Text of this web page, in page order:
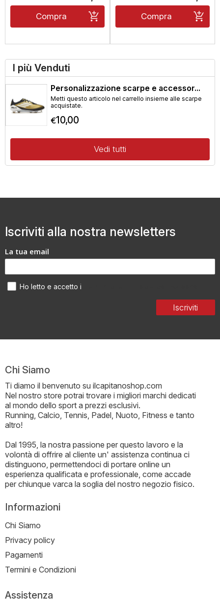
Compra Compra
I più Venduti
Personalizzazione scarpe e accessor...
Metti questo articolo nel carrello insieme alle scarpe
acquistate.
€10,00
Vedi tutti
Iscriviti alla nostra newsletters
La tua email
Iscriviti
Ho letto e accetto i
Chi Siamo
Ti diamo il benvenuto su ilcapitanoshop.com
Nel nostro store potrai trovare i migliori marchi dedicati
al mondo dello sport a prezzi esclusivi.
Running, Calcio, Tennis, Padel, Nuoto, Fitness e tanto
altro!
Dal 1995, la nostra passione per questo lavoro e la
volontà di offrire al cliente un' assistenza continua ci
distinguono, permettendoci di portare online un
esperienza qualificata e professionale, come accade
per chiunque varca la soglia del nostro negozio fisico.
Informazioni
Chi Siamo
Privacy policy
Pagamenti
Termini e Condizioni
Assistenza